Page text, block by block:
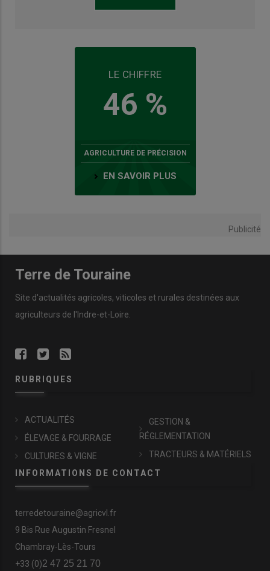
LE CHIFFRE
46 %
AGRICULTURE DE PRÉCISION
EN SAVOIR PLUS
Publicité
Terre de Touraine
Site d'actualités agricoles, viticoles et rurales destinées aux
agriculteurs de l'Indre-et-Loire.
RUBRIQUES
ACTUALITÉS
ÉLEVAGE & FOURRAGE
CULTURES & VIGNE
GESTION &
RÉGLEMENTATION
TRACTEURS & MATÉRIELS
INFORMATIONS DE CONTACT
terredetouraine@agricvl.fr
9 Bis Rue Augustin Fresnel
Chambray-Lès-Tours
+33 (0)2 47 25 21 70